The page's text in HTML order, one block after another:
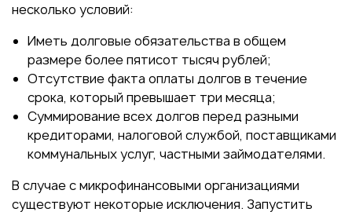
несколько условий:
Иметь долговые обязательства в общем
размере более пятисот тысяч рублей;
Отсутствие факта оплаты долгов в течение
срока, который превышает три месяца;
Суммирование всех долгов перед разными
кредиторами, налоговой службой, поставщиками
коммунальных услуг, частными займодателями.
В случае с микрофинансовыми организациями
существуют некоторые исключения. Запустить